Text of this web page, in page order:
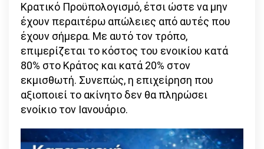
Κρατικό Προϋπολογισμό, έτσι ώστε να μην
έχουν περαιτέρω απώλειες από αυτές που
έχουν σήμερα. Με αυτό τον τρόπο,
επιμερίζεται το κόστος του ενοικίου κατά
80% στο Κράτος και κατά 20% στον
εκμισθωτή. Συνεπώς, η επιχείρηση που
αξιοποιεί το ακίνητο δεν θα πληρώσει
ενοίκιο τον Ιανουάριο.